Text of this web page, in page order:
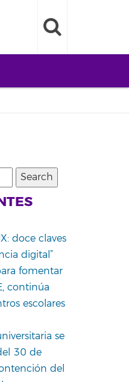
doce claves
digital”
fomentar
continúa
escolares
se
30 de
del